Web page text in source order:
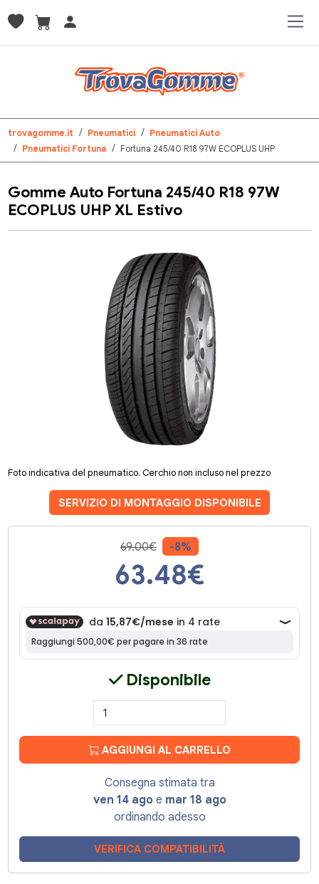
trovagomme.it Pneumatici
Pneumatici Auto
Pneumatici Fortuna
Fortuna 245/40 R18 97W ECOPLUS UHP
Gomme Auto Fortuna 245/40 R18 97W
ECOPLUS UHP XL Estivo
Foto indicativa del pneumatico. Cerchio non incluso nel prezzo
SERVIZIO DI MONTAGGIO DISPONIBILE
69.00€ -8%
63.48€
Disponibile
AGGIUNGI AL CARRELLO
Consegna stimata tra
ven 14 ago e mar 18 ago
ordinando adesso
VERIFICA COMPATIBILITÀ